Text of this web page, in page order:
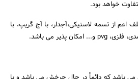
خواهد بود.
اعم از تسمه لاستیکی،آجدار، با آج گریپ، با